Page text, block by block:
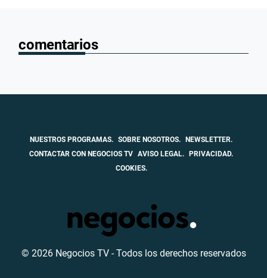
comentarios
NUESTROS PROGRAMAS. SOBRE NOSOTROS.
NEWSLETTER.
CONTACTAR CON NEGOCIOS TV AVISO LEGAL.
PRIVACIDAD.
COOKIES.
© 2026 Negocios TV - Todos los derechos reservados